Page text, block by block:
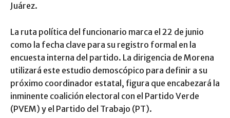
Juárez.
La ruta política del funcionario marca el 22 de junio
como la fecha clave para su registro formal en la
encuesta interna del partido. La dirigencia de Morena
utilizará este estudio demoscópico para definir a su
próximo coordinador estatal, figura que encabezará la
inminente coalición electoral con el Partido Verde
(PVEM) y el Partido del Trabajo (PT).